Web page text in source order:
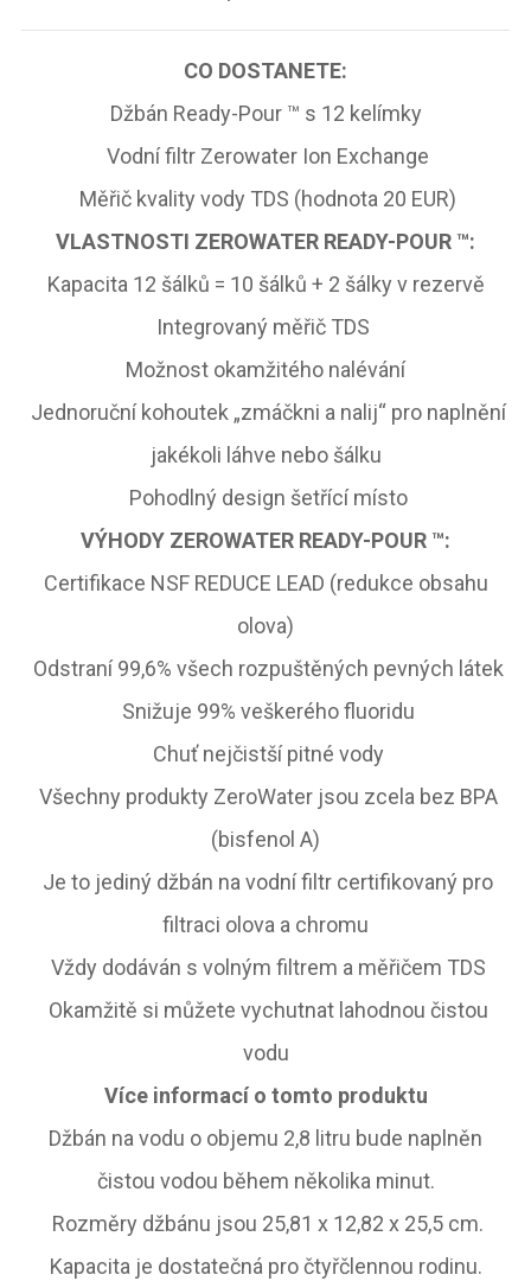
CO DOSTANETE:
Džbán Ready-Pour ™ s 12 kelímky
Vodní filtr Zerowater Ion Exchange
Měřič kvality vody TDS (hodnota 20 EUR)
VLASTNOSTI ZEROWATER READY-POUR ™:
Kapacita 12 šálků = 10 šálků + 2 šálky v rezervě
Integrovaný měřič TDS
Možnost okamžitého nalévání
Jednoruční kohoutek „zmáčkni a nalij“ pro naplnění
jakékoli láhve nebo šálku
Pohodlný design šetřící místo
VÝHODY ZEROWATER READY-POUR ™:
Certifikace NSF REDUCE LEAD (redukce obsahu
olova)
Odstraní 99,6% všech rozpuštěných pevných látek
Snižuje 99% veškerého fluoridu
Chuť nejčistší pitné vody
Všechny produkty ZeroWater jsou zcela bez BPA
(bisfenol A)
Je to jediný džbán na vodní filtr certifikovaný pro
filtraci olova a chromu
Vždy dodáván s volným filtrem a měřičem TDS
Okamžitě si můžete vychutnat lahodnou čistou
vodu
Více informací o tomto produktu
Džbán na vodu o objemu 2,8 litru bude naplněn
čistou vodou během několika minut.
Rozměry džbánu jsou 25,81 x 12,82 x 25,5 cm.
Kapacita je dostatečná pro čtyřčlennou rodinu.